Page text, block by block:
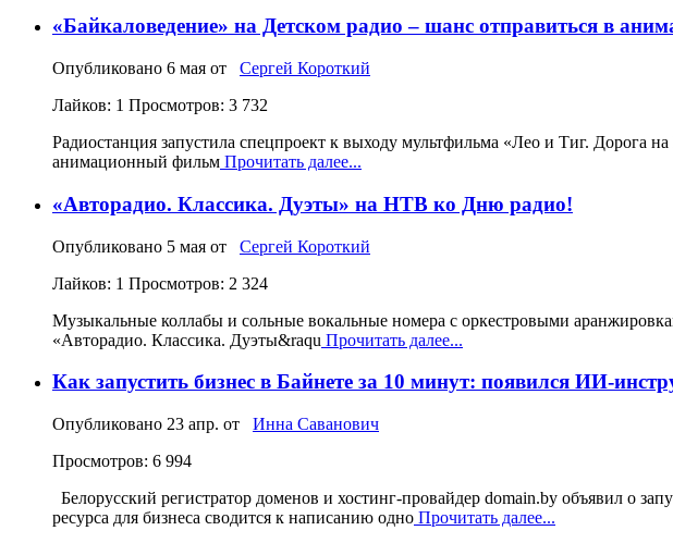
«Байкаловедение» на Детском радио – шанс отправиться в
Опубликовано 6 мая от Сергей Короткий
Лайков: 1 Просмотров: 3 732
Радиостанция запустила спецпроект к выходу мультфильма «Лео и Тиг.
анимационный фильм Прочитать далее...
«Авторадио. Классика. Дуэты» на НТВ ко Дню радио!
Опубликовано 5 мая от Сергей Короткий
Лайков: 1 Просмотров: 2 324
Музыкальные коллабы и сольные вокальные номера с оркестровыми
«Авторадио. Классика. Дуэты&raqu Прочитать далее...
Как запустить бизнес в Байнете за 10 минут: появился ИИ-
Опубликовано 23 апр. от Инна Саванович
Просмотров: 6 994
Белорусский регистратор доменов и хостинг-провайдер domain.by объявил о
ресурса для бизнеса сводится к написанию одно Прочитать далее...